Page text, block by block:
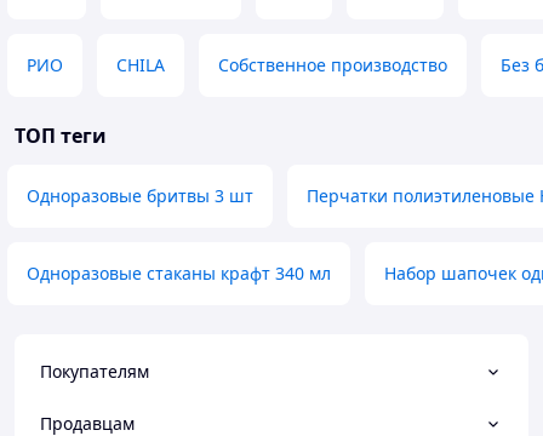
РИО CHILA Собственное производство Без
ТОП теги
Одноразовые бритвы 3 шт Перчатки полиэтиленовые
Одноразовые стаканы крафт 340 мл Набор шапочек
Покупателям
Продавцам